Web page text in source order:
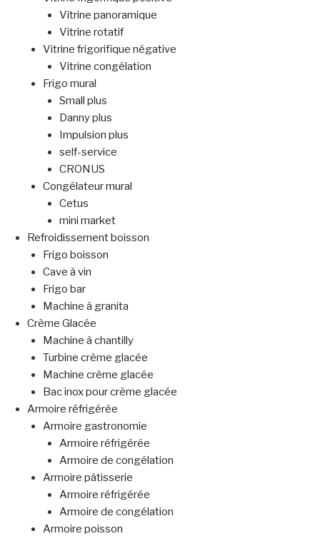
Vitrine panoramique
Vitrine rotatif
Vitrine frigorifique négative
Vitrine congélation
Frigo mural
Small plus
Danny plus
Impulsion plus
self-service
CRONUS
Congélateur mural
Cetus
mini market
Refroidissement boisson
Frigo boisson
Cave à vin
Frigo bar
Machine à granita
Crème Glacée
Machine à chantilly
Turbine crème glacée
Machine crème glacée
Bac inox pour crème glacée
Armoire réfrigérée
Armoire gastronomie
Armoire réfrigérée
Armoire de congélation
Armoire pâtisserie
Armoire réfrigérée
Armoire de congélation
Armoire poisson